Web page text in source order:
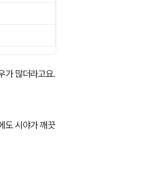
가 많더라고요.
도 시야가 깨끗